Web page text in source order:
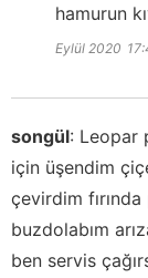
hamurun
Eylül 2020
songül: Leopar
için üşendim
çevirdim
buzdolabım
ben servis